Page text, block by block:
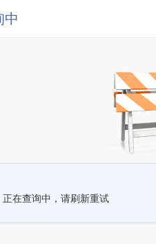
中
正在查询中，请刷新重试